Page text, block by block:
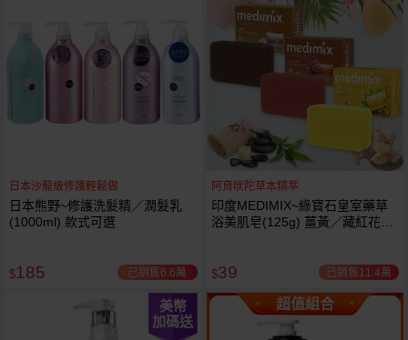
日本沙龍級修護輕鬆做
日本熊野~修護洗髮精／潤髮乳
(1000ml) 款式可選
$185 已銷售6.6萬
阿育吠陀草本精萃
印度MEDIMIX~綠寶石皇室藥草
浴美肌皂(125g) 薑黃／藏紅花／
$39 已銷售11.4萬
美幣
加碼送
超值組合